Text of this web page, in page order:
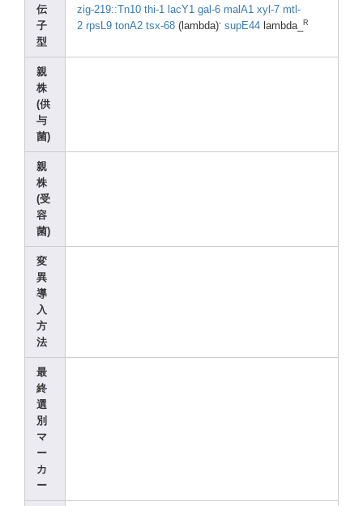
伝
子
型
zig-219::T n10 thi-1 lacY1 gal-6 malA1 xyl-7 mtl-
2 rpsL9 tonA2 tsx-68 (lambda)- supE44 lambda_ R
親
株
(供
与
菌)
親
株
(受
容
菌)
変
異
導
入
方
法
最
終
選
別
マ
ー
カ
ー